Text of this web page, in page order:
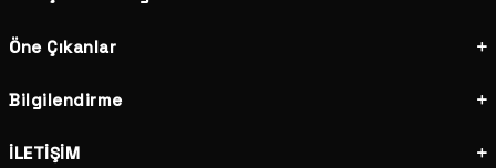
Öne Çıkanlar
Bilgilendirme
İLETİŞİM